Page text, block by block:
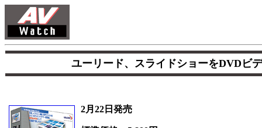
ユーリード、スライドショーをDVDビ
2月22日発売